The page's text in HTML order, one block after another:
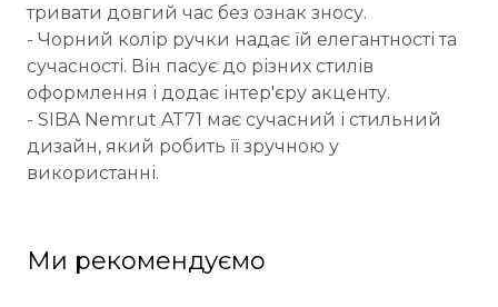
тривати довгий час без ознак зносу.
- Чорний колір ручки надає їй елегантності та
сучасності. Він пасує до різних стилів
оформлення і додає інтер'єру акценту.
- SIBA Nemrut AT71 має сучасний і стильний
дизайн, який робить її зручною у
використанні.
Ми рекомендуємо